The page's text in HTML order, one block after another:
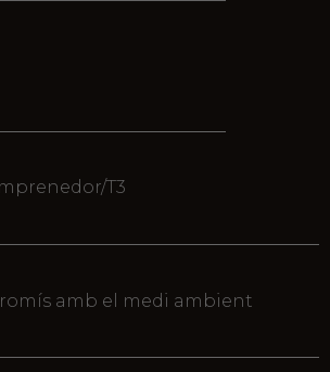
T3
amb el medi ambient